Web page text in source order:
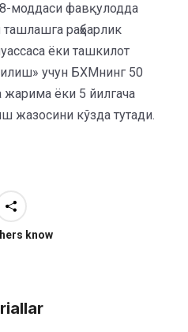
моддаси фавқулодда
ташлашга раҳбарлик
ёки ташкилот
учун БХМнинг 50
ёки 5 йилгача
жазосини кўзда тутади.
know